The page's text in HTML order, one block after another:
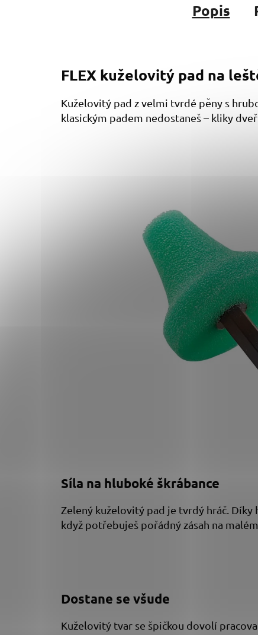
Popis
FLEX kuželovitý pad na
Kuželovitý pad z velmi tvrdé pěny s
klasickým padem nedostaneš – kliky
Síla na hluboké škrábance
Zelený kuželovitý pad je tvrdý hráč.
když potřebuješ pořádný zásah na
Dostane se všude
Kuželovitý tvar se špičkou dovolí